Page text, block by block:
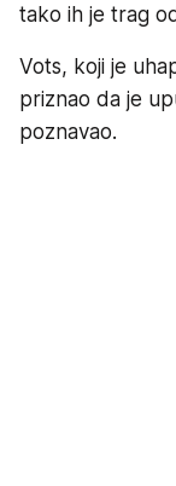
tako ih je trag
Vots, koji je
priznao da je
poznavao.